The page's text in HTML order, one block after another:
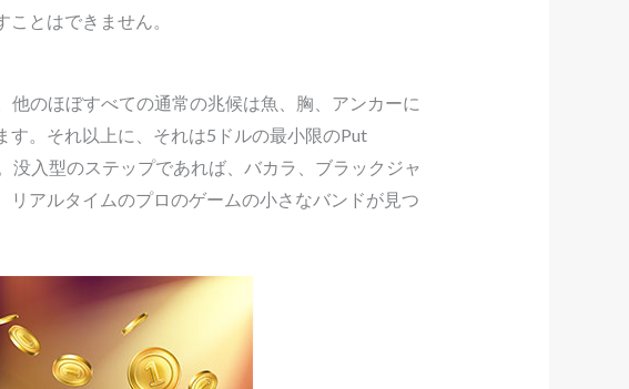
とはできません。
のほぼすべての通常の兆候は魚、胸、アンカーに
。それ以上に、それは5ドルの最小限のPut
入型のステップであれば、バカラ、ブラックジャ
アルタイムのプロのゲームの小さなバンドが見つ